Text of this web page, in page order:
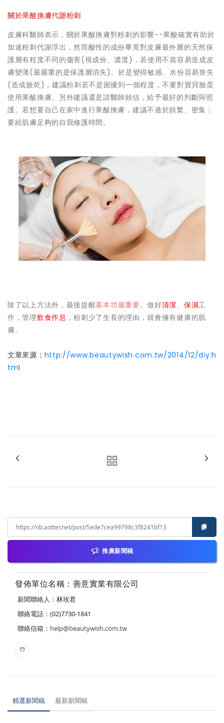
關於果酸換膚代謝粉刺
皮膚科醫師表示，關於果酸換膚對粉刺的影響--果酸確實有助於
加速粉刺代謝浮出，然而酸性的成份畢竟對皮膚最外層的天然保
護層有程度不同的傷害(視成份、濃度)，若使用不當容易造成皮
膚變薄(最嚴重的是保護層消失)、於是變得敏感、水份容易喪失
(造成臉乾)，建議粉刺若不是困擾到一個程度，不要對寶貝臉蛋
使用果酸換膚。另外建議還是請醫師頻估，給予最好的判斷與照
護。若想要自己在家中進行果酸換膚，建議不過於頻繁、密集；
要給肌膚足夠的自我修護時間。
除了以上方法外，最後提醒基本功最重要。做好清潔、 保濕工
作，管理飲食作息 ，粉刺少了生長的理由，就會擁有健康的肌
膚。
文章來源： http://www.beautywish.com.tw/2014/12/diy.h
tml
推廣新聞稿
發佈單位名稱：善意實業有限公司
新聞聯絡人：林玫君
聯絡電話：(02)7730-1841
聯絡信箱： help@beautywish.com.tw
精選新聞稿 最新新聞稿